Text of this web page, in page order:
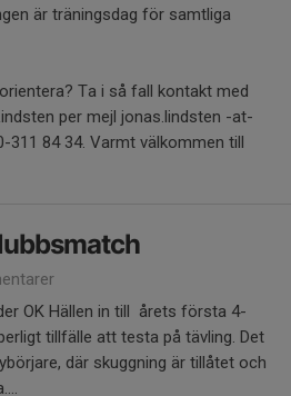
är träningsdag för samtliga
Ta i så fall kontakt med
per mejl jonas.lindsten -at-
311 84 34. Varmt välkommen till
OK Hällen in till årets första 4-
tillfälle att testa på tävling. Det
där skuggning är tillåtet och